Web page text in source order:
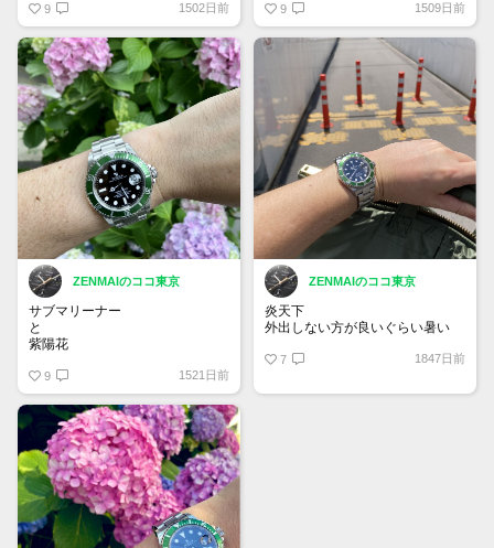
9 1502日前
#rolex
#rolexsubmariner
#submariner
#submarinerdate
#16610lv
#greensubmariner
#サブマリーナー
#グリーンサブマリーナー
#ロレックス
9 1509日前
ZENMAIのココ東京
サブマリーナー
と
紫陽花
撮る時、周りの人に変な目で見ら
れてる気がします😅
明日11日はサイクロップレンズ
越しにボンバーマンの日です！
9 1521日前
ZENMAIのココ東京
炎天下
外出しない方が良いぐらい暑い
7 1847日前